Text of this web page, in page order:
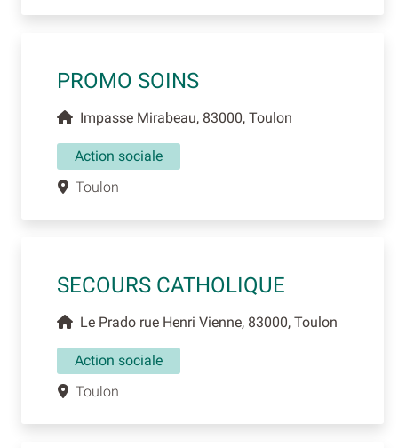
PROMO SOINS
Impasse Mirabeau, 83000, Toulon
Action sociale
Toulon
SECOURS CATHOLIQUE
Le Prado rue Henri Vienne, 83000, Toulon
Action sociale
Toulon